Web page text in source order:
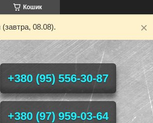
Кошик
08.08).
+380 (95) 556-30-87
+380 (97) 959-03-64